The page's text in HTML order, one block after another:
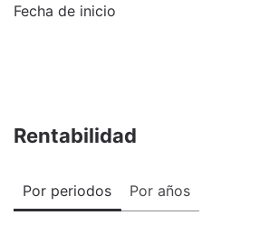
Fecha de inicio
Rentabilidad
Por periodos Por años